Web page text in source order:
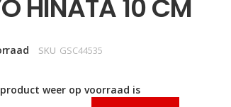
HINATA 10 CM
SKU GSC44535
weer op voorraad is